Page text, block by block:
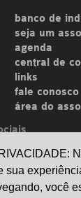
banco de
seja um
agenda
central de
links
fale conosco
área do
sua
você